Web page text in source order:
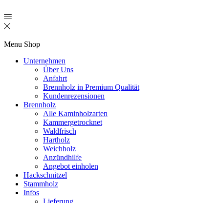
Menu Shop
Unternehmen
Über Uns
Anfahrt
Brennholz in Premium Qualität
Kundenrezensionen
Brennholz
Alle Kaminholzarten
Kammergetrocknet
Waldfrisch
Hartholz
Weichholz
Anzündhilfe
Angebot einholen
Hackschnitzel
Stammholz
Infos
Lieferung